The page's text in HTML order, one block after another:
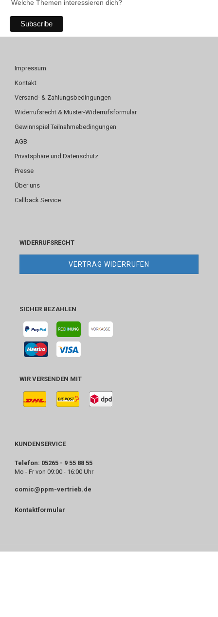
Welche Themen interessieren dich?
Impressum
Kontakt
Versand- & Zahlungsbedingungen
Widerrufsrecht & Muster-Widerrufsformular
Gewinnspiel Teilnahmebedingungen
AGB
Privatsphäre und Datenschutz
Presse
Über uns
Callback Service
WIDERRUFSRECHT
VERTRAG WIDERRUFEN
SICHER BEZAHLEN
WIR VERSENDEN MIT
KUNDENSERVICE
Telefon: 05265 - 9 55 88 55
Mo - Fr von 09:00 - 16:00 Uhr
comic@ppm-vertrieb.de
Kontaktformular